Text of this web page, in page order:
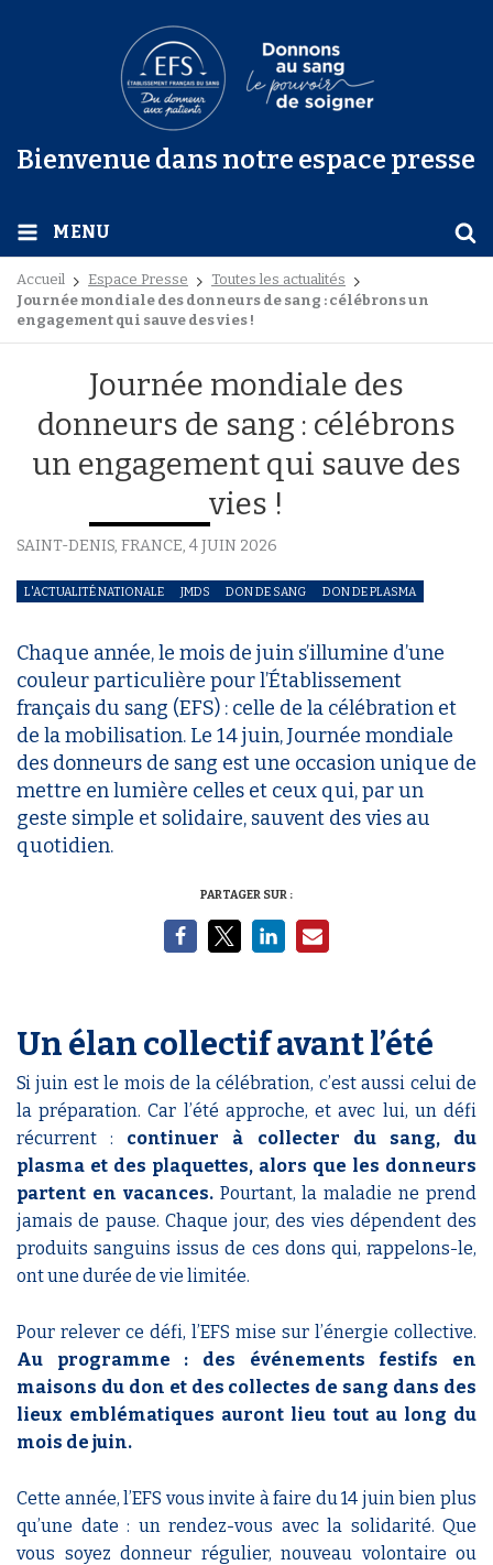
Bienvenue dans notre espace presse
MENU
Accueil Espace Presse
Toutes les actualités
Journée mondiale des donneurs de sang : célébrons un
engagement qui sauve des vies !
Journée mondiale des
donneurs de sang : célébrons
un engagement qui sauve des
vies !
SAINT-DENIS, FRANCE, 4 JUIN 2026
L'ACTUALITÉ NATIONALE JMDS DON DE SANG DON DE PLASMA
Chaque année, le mois de juin s’illumine d’une
couleur particulière pour l’Établissement
français du sang (EFS) : celle de la célébration et
de la mobilisation. Le 14 juin, Journée mondiale
des donneurs de sang est une occasion unique de
mettre en lumière celles et ceux qui, par un
geste simple et solidaire, sauvent des vies au
quotidien.
PARTAGER SUR :
Un élan collectif avant l’été
Si juin est le mois de la célébration, c’est aussi celui de
la préparation. Car l’été approche, et avec lui, un défi
récurrent : continuer à collecter du sang, du
plasma et des plaquettes, alors que les donneurs
partent en vacances.Pourtant, la maladie ne prend
jamais de pause. Chaque jour, des vies dépendent des
produits sanguins issus de ces dons qui, rappelons-le,
ont une durée de vie limitée.
Pour relever ce défi, l’EFS mise sur l’énergie collective.
Au programme : des événements festifs en
maisons du don et des collectes de sang dans des
lieux emblématiques auront lieu tout au long du
mois de juin.
Cette année, l’EFS vous invite à faire du 14 juin bien plus
qu’une date : un rendez-vous avec la solidarité. Que
vous soyez donneur régulier, nouveau volontaire ou